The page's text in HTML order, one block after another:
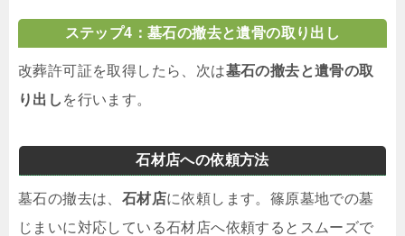
ステップ4：墓石の撤去と遺骨の取り出し
改葬許可証を取得したら、次は墓石の撤去と遺骨の取
り出し を行います。
石材店への依頼方法
墓石の撤去は、 石材店に依頼します。篠原墓地での墓
じまいに対応している石材店へ依頼するとスムーズで